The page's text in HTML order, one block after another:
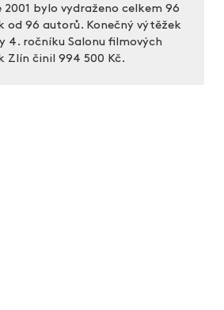
2001 bylo vydraženo celkem 96
od 96 autorů. Konečný výtěžek
4. ročníku Salonu filmových
Zlín činil 994 500 Kč.